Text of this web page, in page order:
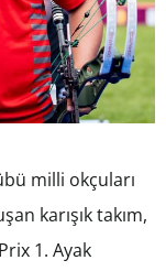
milli okçuları
karışık takım,
1. Ayak